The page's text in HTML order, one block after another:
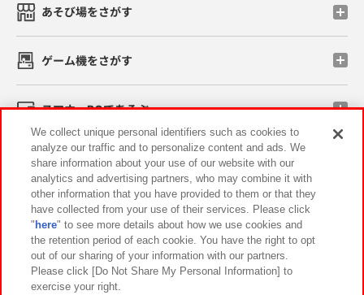
あそび場をさがす
ゲーム機をさがす
スマホ・PCであそぶ
イベント・キャンペーン
関連会社 サステナビリティ サイトポリシー
プライバシーポリシー ウェブアクセシビリティ方針と検証結果
お取引先さまとともに
We collect unique personal identifiers such as cookies to
analyze our traffic and to personalize content and ads. We
share information about your use of our website with our
analytics and advertising partners, who may combine it with
other information that you have provided to them or that they
have collected from your use of their services. Please click
" here" to see more details about how we use cookies and
the retention period of each cookie. You have the right to opt
out of our sharing of your information with our partners.
Please click [Do Not Share My Personal Information] to
exercise your right.